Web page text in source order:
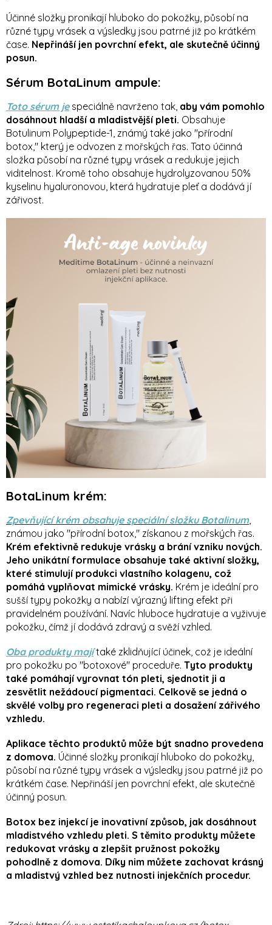
Účinné složky pronikají hluboko do pokožky, působí na
různé typy vrásek a výsledky jsou patrné již po krátkém
čase. Nepřináší jen povrchní efekt, ale skutečně účinný
posun.
Sérum BotaLinum ampule:
Toto sérum jespeciálně navrženo tak, aby vám pomohlo
dosáhnout hladší a mladistvější pleti. Obsahuje
Botulinum Polypeptide-1, známý také jako "přírodní
botox," který je odvozen z mořských řas. Tato účinná
složka působí na různé typy vrásek a redukuje jejich
viditelnost. Kromě toho obsahuje hydrolyzovanou 50%
kyselinu hyaluronovou, která hydratuje pleť a dodává jí
zářivost.
BotaLinum krém:
Zpevňující krém obsahuje speciální složku Botalinum,
známou jako "přírodní botox," získanou z mořských řas.
Krém efektivně redukuje vrásky a brání vzniku nových.
Jeho unikátní formulace obsahuje také aktivní složky,
které stimulují produkci vlastního kolagenu, což
pomáhá vyplňovat mimické vrásky. Krém je ideální pro
sušší typy pokožky a nabízí výrazný lifting efekt při
pravidelném používání. Navíc hluboce hydratuje a vyživuje
pokožku, čímž jí dodává zdravý a svěží vzhled.
Oba produkty mají také zklidňující účinek, což je ideální
pro pokožku po "botoxové" proceduře. Tyto produkty
také pomáhají vyrovnat tón pleti, sjednotit ji a
zesvětlit nežádoucí pigmentaci. Celkově se jedná o
skvělé volby pro regeneraci pleti a dosažení zářivého
vzhledu.
Aplikace těchto produktů může být snadno provedena
z domova. Účinné složky pronikají hluboko do pokožky,
působí na různé typy vrásek a výsledky jsou patrné již po
krátkém čase. Nepřináší jen povrchní efekt, ale skutečně
účinný posun.
Botox bez injekcí je inovativní způsob, jak dosáhnout
mladistvého vzhledu pleti. S těmito produkty můžete
redukovat vrásky a zlepšit pružnost pokožky
pohodlně z domova. Díky nim můžete zachovat krásný
a mladistvý vzhled bez nutnosti injekčních procedur.